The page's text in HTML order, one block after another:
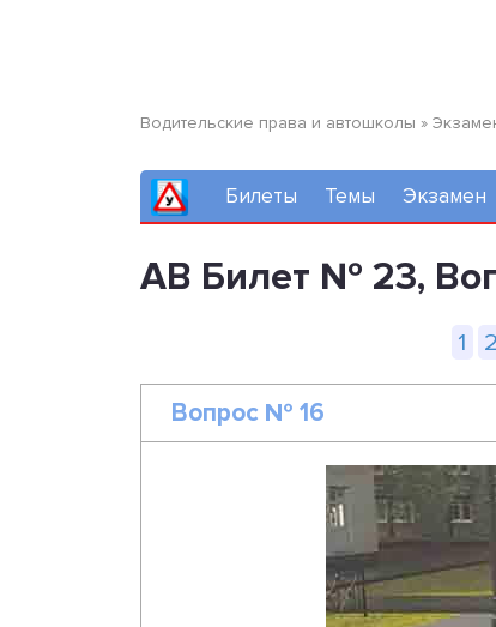
Водительские права и автошколы »
Билеты Темы Экзамен
AB Билет № 23,
1 2
Вопрос № 16